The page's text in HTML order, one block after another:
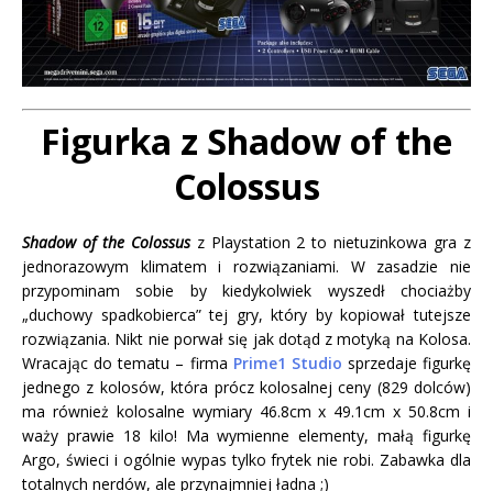
Figurka z Shadow of the
Colossus
Shadow of the Colossusz Playstation 2 to nietuzinkowa gra z
jednorazowym klimatem i rozwiązaniami. W zasadzie nie
przypominam sobie by kiedykolwiek wyszedł chociażby
„duchowy spadkobierca” tej gry, który by kopiował tutejsze
rozwiązania. Nikt nie porwał się jak dotąd z motyką na Kolosa.
Wracając do tematu – firma Prime1 Studio sprzedaje figurkę
jednego z kolosów, która prócz kolosalnej ceny (829 dolców)
ma również kolosalne wymiary 46.8cm x 49.1cm x 50.8cm i
waży prawie 18 kilo! Ma wymienne elementy, małą figurkę
Argo, świeci i ogólnie wypas tylko frytek nie robi. Zabawka dla
totalnych nerdów, ale przynajmniej ładna ;)